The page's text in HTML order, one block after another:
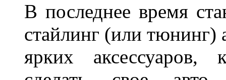
В последнее время
стайлинг (или тюнинг)
ярких аксессуаров,